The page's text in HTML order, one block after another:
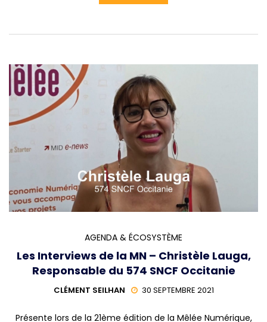
AGENDA & ÉCOSYSTÈME
Les Interviews de la MN – Christèle Lauga,
Responsable du 574 SNCF Occitanie
CLÉMENT SEILHAN 30 SEPTEMBRE 2021
Présente lors de la 21ème édition de la Mêlée Numérique,